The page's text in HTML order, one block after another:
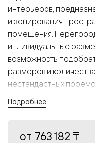
интерьеров,
и зонирования
помещения.
индивидуальные
возможность
размеров и
нестандартных
а большой выбор
Подробнее
от 763 182 ₸